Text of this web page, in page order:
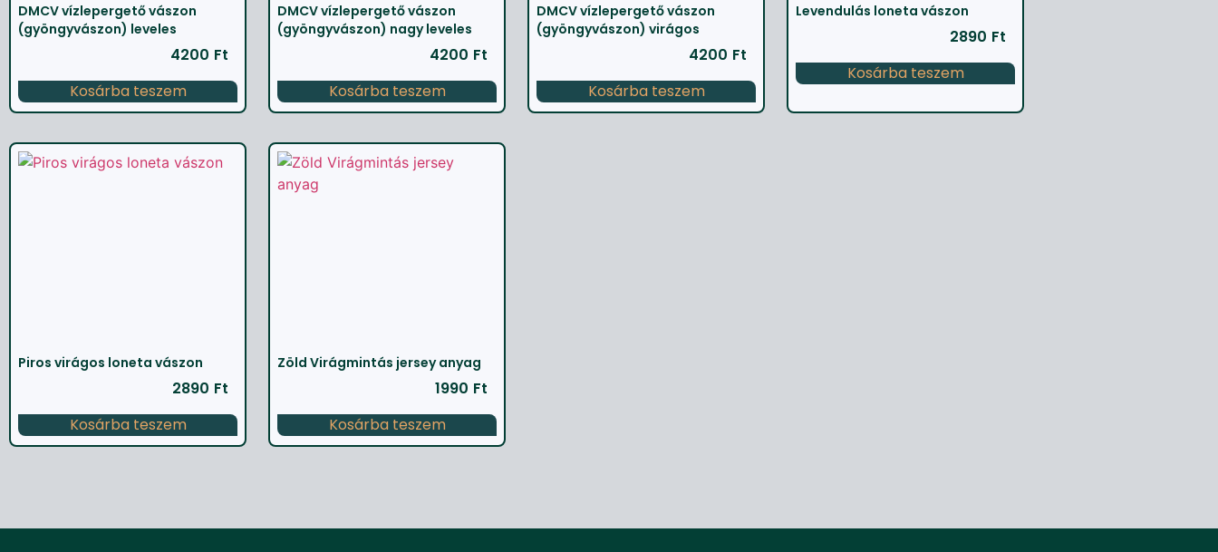
DMCV vízlepergető vászon
(gyöngyvászon) leveles
4200 Ft
Kosárba teszem
DMCV vízlepergető vászon
(gyöngyvászon) nagy leveles
4200 Ft
Kosárba teszem
DMCV vízlepergető vászon
(gyöngyvászon) virágos
4200 Ft
Kosárba teszem
Levendulás loneta vászon
2890 Ft
Kosárba teszem
Piros virágos loneta vászon
2890 Ft
Kosárba teszem
Zöld Virágmintás jersey anyag
1990 Ft
Kosárba teszem